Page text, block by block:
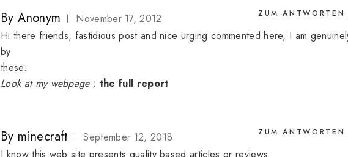
ByAnonym
November 17, 2012
Hi there friends, fastidious post and nice urging commented here, I am
by
these.
Look at my webpage; the full report
ZUM ANTWORTEN
By minecraft
September 12, 2018
ZUM ANTWORTEN